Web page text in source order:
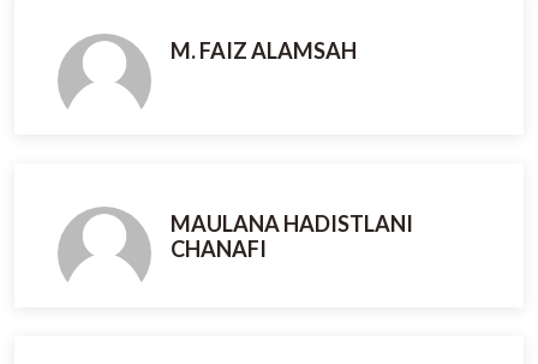
M. FAIZ ALAMSAH
MAULANA HADISTLANI
CHANAFI